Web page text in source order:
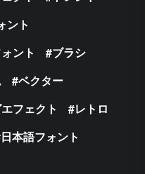
ント
ント
ブラシ
ベクター
フェクト
レトロ
日本語フォント